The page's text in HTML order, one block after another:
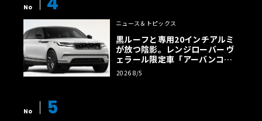
No
ニュース＆トピックス
黒ルーフと専用20インチアルミ
が放つ陰影。レンジローバー ヴ
ェラール限定車「アーバンコン
トラスト・エディション」登場
2026 8/5
No 5